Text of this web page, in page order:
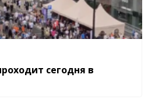
сегодня в